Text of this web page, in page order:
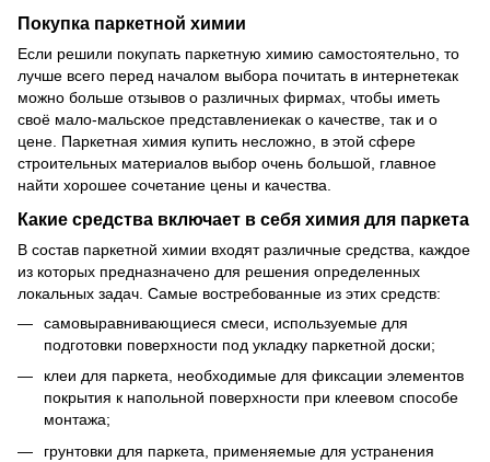
Покупка паркетной химии
Если решили покупать паркетную химию самостоятельно, то
лучше всего перед началом выбора почитать в интернетекак
можно больше отзывов о различных фирмах, чтобы иметь
своё мало-мальское представлениекак о качестве, так и о
цене. Паркетная химия купить несложно, в этой сфере
строительных материалов выбор очень большой, главное
найти хорошее сочетание цены и качества.
Какие средства включает в себя химия для паркета
В состав паркетной химии входят различные средства, каждое
из которых предназначено для решения определенных
локальных задач. Самые востребованные из этих средств:
самовыравнивающиеся смеси, используемые для
подготовки поверхности под укладку паркетной доски;
клеи для паркета, необходимые для фиксации элементов
покрытия к напольной поверхности при клеевом способе
монтажа;
грунтовки для паркета, применяемые для устранения